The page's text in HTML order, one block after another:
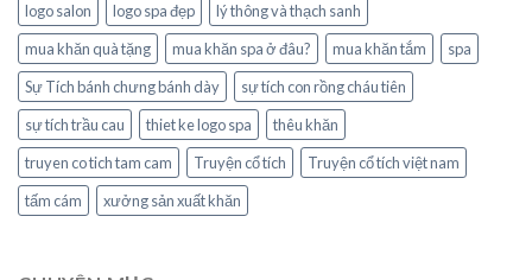
logo salon
logo spa đẹp
lý thông và thạch sanh
mua khăn quà tặng
mua khăn spa ở đâu? mua khăn tắm
spa
Sự Tích bánh chưng bánh dày
sự tích con rồng cháu tiên
sự tích trầu cau
thiet ke logo spa
thêu khăn
truyen co tich tam cam
Truyện cổ tích
Truyện cổ tích việt nam
tấm cám
xưởng sản xuất khăn